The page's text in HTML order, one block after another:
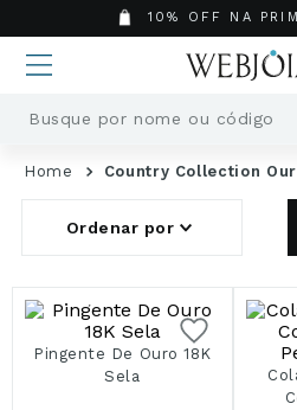
10% OFF NA
Busque por nome ou código
Country Collection
Pingente De Ouro 18K
Sela
Termos mais buscados
1º
Aneis
2º
Pingentes
Brincos
5
Masculino
Argola
Pingente